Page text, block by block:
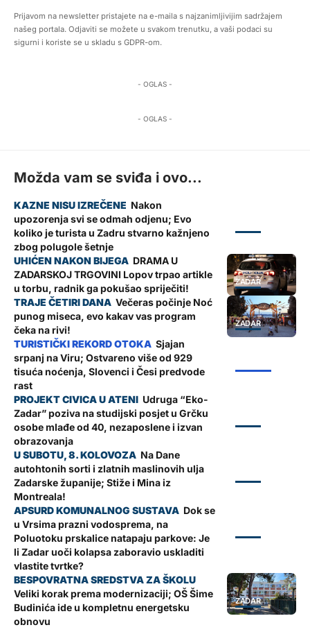
Prijavom na newsletter pristajete na e-maila s najzanimljivijim sadržajem
našeg portala. Odjaviti se možete u svakom trenutku, a vaši podaci su
sigurni i koriste se u skladu s GDPR-om.
- OGLAS -
- OGLAS -
Možda vam se sviđa i ovo...
Nakon
upozorenja svi se odmah odjenu; Evo
koliko je turista u Zadru stvarno kažnjeno
zbog polugole šetnje
ZADAR
DRAMA U
ZADARSKOJ TRGOVINI Lopov trpao artikle
u torbu, radnik ga pokušao spriječiti!
ZADAR
Večeras počinje Noć
punog miseca, evo kakav vas program
čeka na rivi!
Sjajan
srpanj na Viru; Ostvareno više od 929
tisuća noćenja, Slovenci i Česi predvode
rast
Udruga “Eko-
Zadar” poziva na studijski posjet u Grčku
osobe mlađe od 40, nezaposlene i izvan
obrazovanja
Na Dane
autohtonih sorti i zlatnih maslinovih ulja
Zadarske županije; Stiže i Mina iz
Montreala!
Dok se
u Vrsima prazni vodosprema, na
Poluotoku prskalice natapaju parkove: Je
li Zadar uoči kolapsa zaboravio uskladiti
vlastite tvrtke?
ZADAR
Veliki korak prema modernizaciji; OŠ Šime
Budinića ide u kompletnu energetsku
obnovu